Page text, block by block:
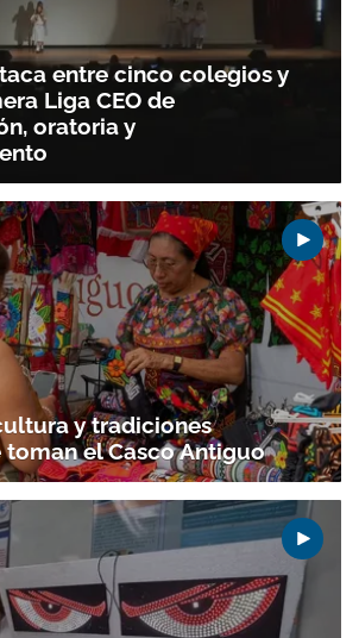
entre cinco colegios y
Liga CEO de
oratoria y
y tradiciones
toman el Casco Antiguo